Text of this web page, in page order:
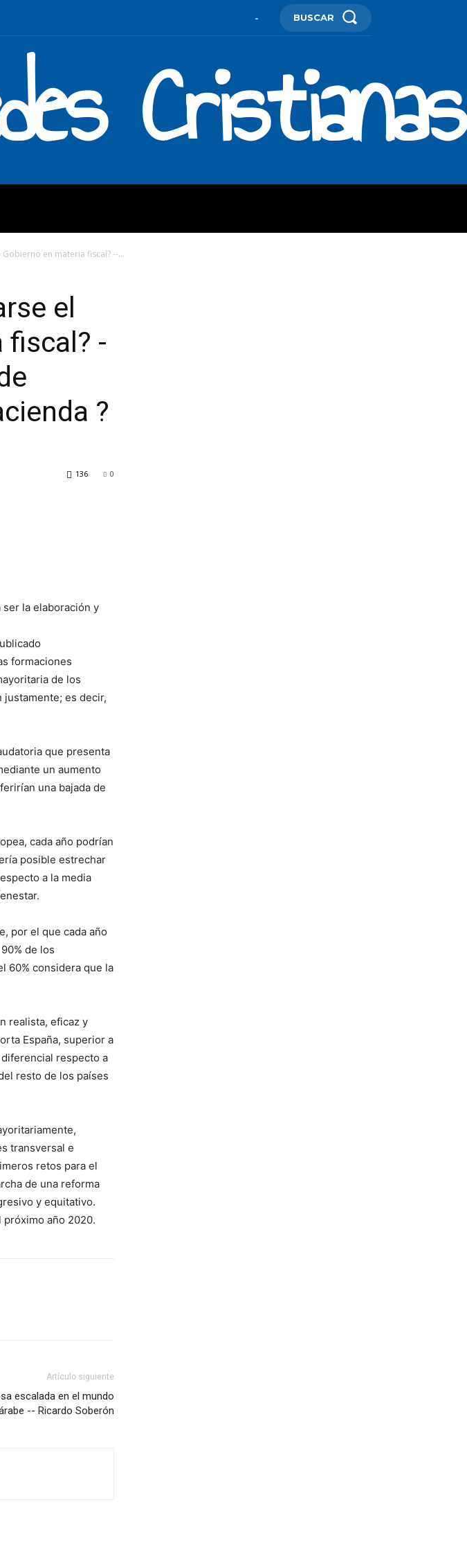
- BUSCAR
Cristianas
en materia fiscal? --...
el
fiscal? -
?
0
136
la elaboración y
formaciones
de los
justamente; es decir,
que presenta
un aumento
una bajada de
cada año podrían
posible estrechar
a la media
por el que cada año
de los
60% considera que la
realista, eficaz y
España, superior a
respecto a
resto de los países
transversal e
retos para el
de una reforma
y equitativo.
año 2020.
Artículo siguiente
escalada en el mundo
-- Ricardo Soberón